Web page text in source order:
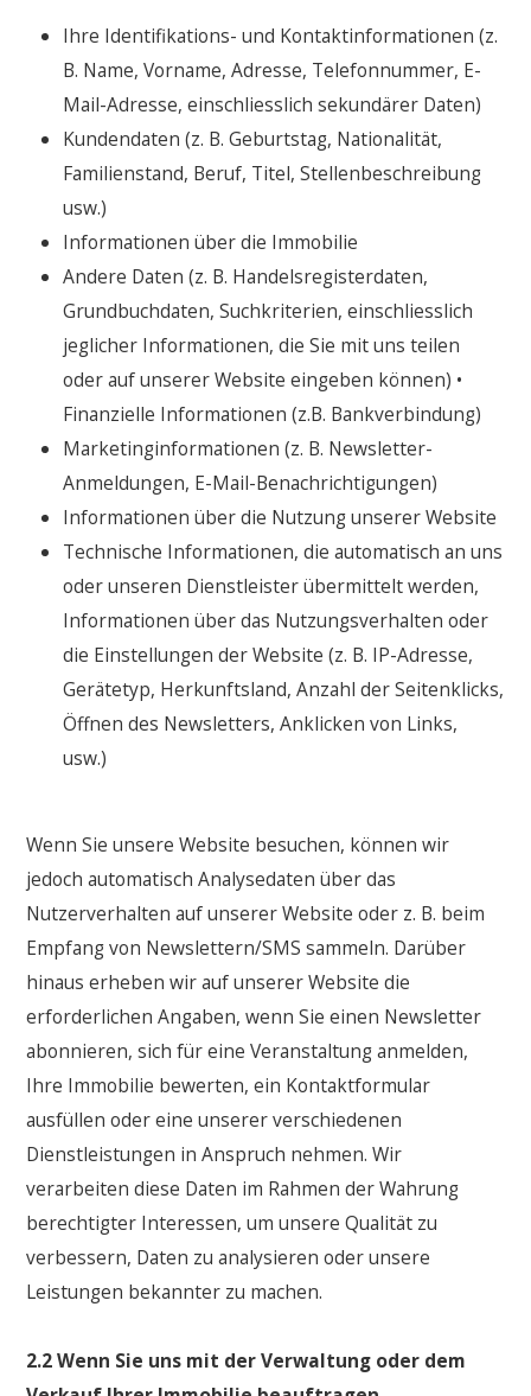
Ihre Identifikations- und Kontaktinformationen (z.
B. Name, Vorname, Adresse, Telefonnummer, E-
Mail-Adresse, einschliesslich sekundärer Daten)
Kundendaten (z. B. Geburtstag, Nationalität,
Familienstand, Beruf, Titel, Stellenbeschreibung
usw.)
Informationen über die Immobilie
Andere Daten (z. B. Handelsregisterdaten,
Grundbuchdaten, Suchkriterien, einschliesslich
jeglicher Informationen, die Sie mit uns teilen
oder auf unserer Website eingeben können) •
Finanzielle Informationen (z.B. Bankverbindung)
Marketinginformationen (z. B. Newsletter-
Anmeldungen, E-Mail-Benachrichtigungen)
Informationen über die Nutzung unserer Website
Technische Informationen, die automatisch an uns
oder unseren Dienstleister übermittelt werden,
Informationen über das Nutzungsverhalten oder
die Einstellungen der Website (z. B. IP-Adresse,
Gerätetyp, Herkunftsland, Anzahl der Seitenklicks,
Öffnen des Newsletters, Anklicken von Links,
usw.)
Wenn Sie unsere Website besuchen, können wir
jedoch automatisch Analysedaten über das
Nutzerverhalten auf unserer Website oder z. B. beim
Empfang von Newslettern/SMS sammeln. Darüber
hinaus erheben wir auf unserer Website die
erforderlichen Angaben, wenn Sie einen Newsletter
abonnieren, sich für eine Veranstaltung anmelden,
Ihre Immobilie bewerten, ein Kontaktformular
ausfüllen oder eine unserer verschiedenen
Dienstleistungen in Anspruch nehmen. Wir
verarbeiten diese Daten im Rahmen der Wahrung
berechtigter Interessen, um unsere Qualität zu
verbessern, Daten zu analysieren oder unsere
Leistungen bekannter zu machen.
2.2 Wenn Sie uns mit der Verwaltung oder dem